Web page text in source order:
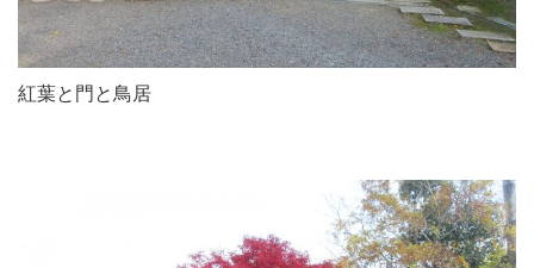
紅葉と門と鳥居